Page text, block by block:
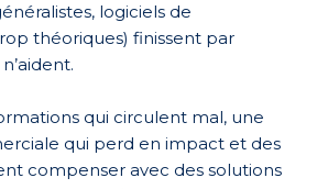
logiciels de
théoriques) finissent par
qui circulent mal, une
qui perd en impact et des
compenser avec des solutions